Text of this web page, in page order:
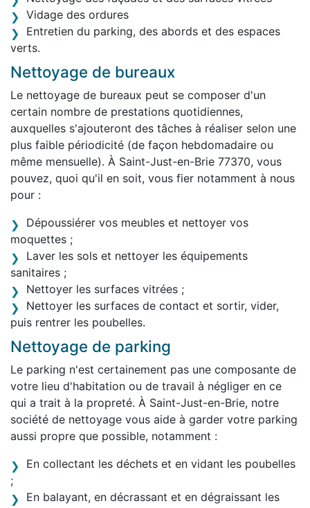
Vidage des ordures
Entretien du parking, des abords et des espaces
verts.
Nettoyage de bureaux
Le nettoyage de bureaux peut se composer d'un
certain nombre de prestations quotidiennes,
auxquelles s'ajouteront des tâches à réaliser selon une
plus faible périodicité (de façon hebdomadaire ou
même mensuelle). À Saint-Just-en-Brie 77370, vous
pouvez, quoi qu'il en soit, vous fier notamment à nous
pour :
Dépoussiérer vos meubles et nettoyer vos
moquettes ;
Laver les sols et nettoyer les équipements
sanitaires ;
Nettoyer les surfaces vitrées ;
Nettoyer les surfaces de contact et sortir, vider,
puis rentrer les poubelles.
Nettoyage de parking
Le parking n'est certainement pas une composante de
votre lieu d'habitation ou de travail à négliger en ce
qui a trait à la propreté. À Saint-Just-en-Brie, notre
société de nettoyage vous aide à garder votre parking
aussi propre que possible, notamment :
En collectant les déchets et en vidant les poubelles
;
En balayant, en décrassant et en dégraissant les